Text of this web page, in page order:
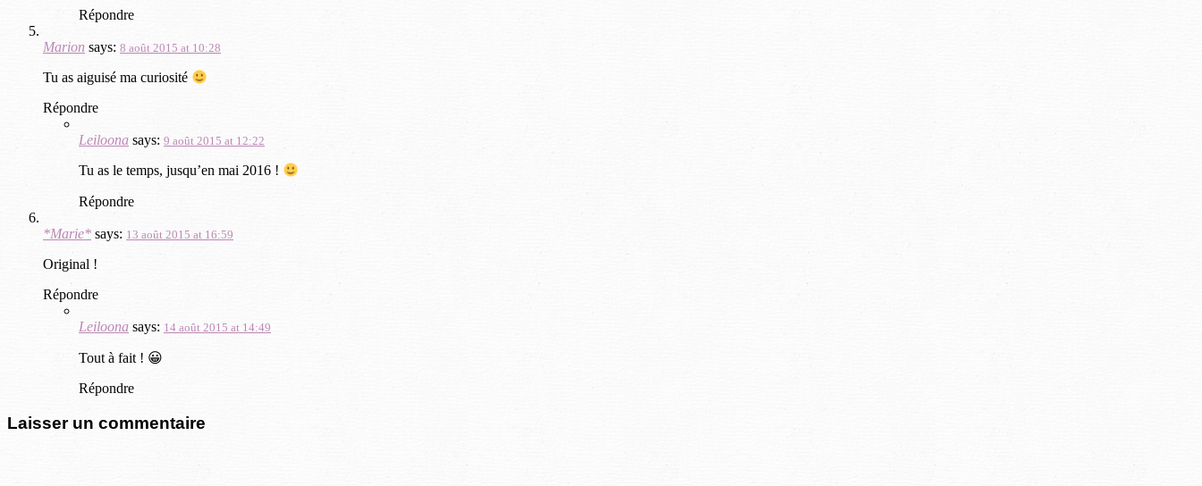
Répondre
Marion says: 8 août 2015 at 10:28
Tu as aiguisé ma curiosité
Répondre
Leiloona says: 9 août 2015 at 12:22
Tu as le temps, jusqu’en mai 2016 !
Répondre
*Marie* says: 13 août 2015 at 16:59
Original !
Répondre
Leiloona says: 14 août 2015 at 14:49
Tout à fait ! 😀
Répondre
Laisser un commentaire